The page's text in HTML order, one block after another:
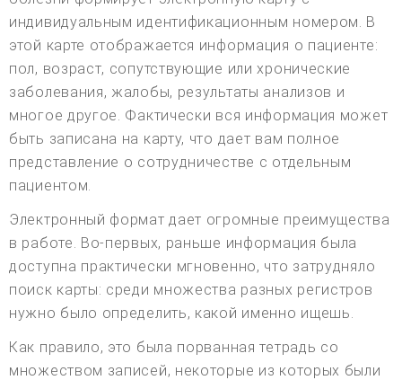
индивидуальным идентификационным номером. В
этой карте отображается информация о пациенте:
пол, возраст, сопутствующие или хронические
заболевания, жалобы, результаты анализов и
многое другое. Фактически вся информация может
быть записана на карту, что дает вам полное
представление о сотрудничестве с отдельным
пациентом.
Электронный формат дает огромные преимущества
в работе. Во-первых, раньше информация была
доступна практически мгновенно, что затрудняло
поиск карты: среди множества разных регистров
нужно было определить, какой именно ищешь.
Как правило, это была порванная тетрадь со
множеством записей, некоторые из которых были